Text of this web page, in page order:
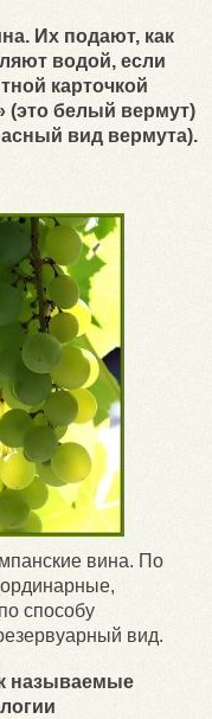
Их подают, как
водой, если
карточкой
(это белый вермут)
вид вермута).
вина. По
способу
вид.
называемые